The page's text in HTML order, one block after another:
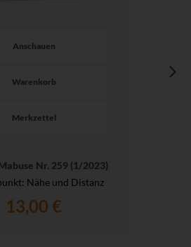
Anschauen
Warenkorb
Merkzettel
Nr. 259 (1/2023)
Nähe und Distanz
13,00 €